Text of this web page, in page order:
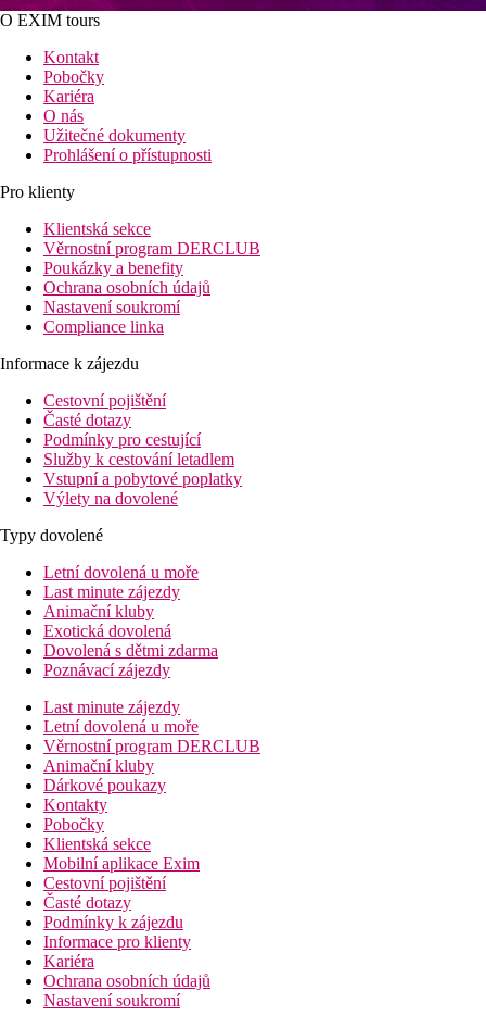
O EXIM tours
Kontakt
Pobočky
Kariéra
O nás
Užitečné dokumenty
Prohlášení o přístupnosti
Pro klienty
Klientská sekce
Věrnostní program DERCLUB
Poukázky a benefity
Ochrana osobních údajů
Nastavení soukromí
Compliance linka
Informace k zájezdu
Cestovní pojištění
Časté dotazy
Podmínky pro cestující
Služby k cestování letadlem
Vstupní a pobytové poplatky
Výlety na dovolené
Typy dovolené
Letní dovolená u moře
Last minute zájezdy
Animační kluby
Exotická dovolená
Dovolená s dětmi zdarma
Poznávací zájezdy
Last minute zájezdy
Letní dovolená u moře
Věrnostní program DERCLUB
Animační kluby
Dárkové poukazy
Kontakty
Pobočky
Klientská sekce
Mobilní aplikace Exim
Cestovní pojištění
Časté dotazy
Podmínky k zájezdu
Informace pro klienty
Kariéra
Ochrana osobních údajů
Nastavení soukromí